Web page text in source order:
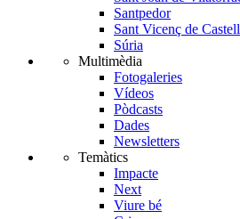
Santpedor
Sant Vicenç de
Súria
Multimèdia
Fotogaleries
Vídeos
Pòdcasts
Dades
Newsletters
Temàtics
Impacte
Next
Viure bé